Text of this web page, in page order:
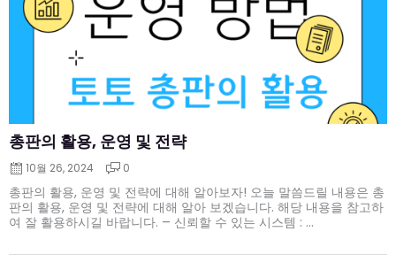
총판의 활용, 운영 및 전략
10월 26, 2024 0
총판의 활용, 운영 및 전략에 대해 알아보자! 오늘 말씀드릴 내용은 총
판의 활용, 운영 및 전략에 대해 알아 보겠습니다. 해당 내용을 참고하
여 잘 활용하시길 바랍니다. – 신뢰할 수 있는 시스템 : ...